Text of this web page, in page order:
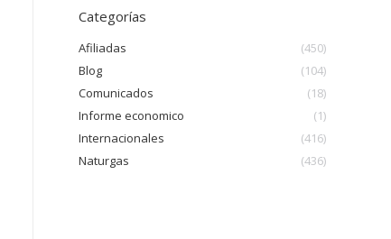
Categorías
Afiliadas
(450)
Blog
(104)
Comunicados
(18)
Informe economico
(1)
Internacionales
(416)
Naturgas
(436)